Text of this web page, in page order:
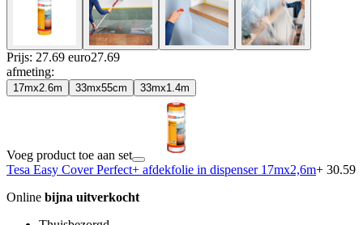
Prijs: 27.69 euro27.69
afmeting:
17mx2.6m 33mx55cm 33mx1.4m
Voeg product toe aan set
Tesa Easy Cover Perfect+ afdekfolie in dispenser 17mx2,6m+ 30.59
Online bijna uitverkocht